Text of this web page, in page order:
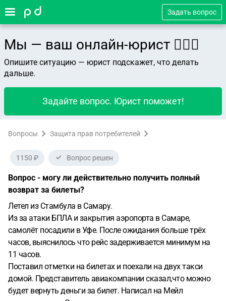
Задать вопрос
Мы — ваш онлайн-юрист 👨🏻‍⚖️
Опишите ситуацию — юрист подскажет, что делать
дальше.
Задайте вопрос. Юрист поможет!
Вопросы Защита прав потребителей
1150 ₽ Вопрос решен
Вопрос - могу ли действительно получить полный
возврат за билеты?
Летел из Стамбула в Самару.
Из за атаки БПЛА и закрытия аэропорта в Самаре,
самолёт посадили в Уфе. После ожидания больше трёх
часов, выяснилось что рейс задерживается минимум на
11 часов.
Поставил отметки на билетах и поехали на двух такси
домой. Представитель авиакомпании сказал,что можно
будет вернуть деньги за билет. Написал на Мейл